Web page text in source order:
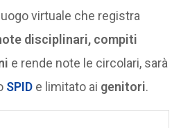
virtuale che registra
disciplinari, compiti
e rende note le circolari, sarà
SPID e limitato ai genitori.